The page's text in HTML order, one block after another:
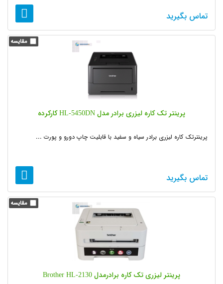
تماس بگیرید
پرینتر تک کاره لیزری برادر مدل HL-5450DN کارکرده
پرینترتک کاره لیزری برادر سیاه و سفید با قابلیت چاپ دورو و پورت ...
تماس بگیرید
پرینتر لیزری تک کاره برادرمدل Brother HL-2130